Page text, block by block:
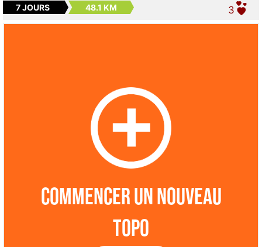
7 JOURS 48.1 KM 3
Commencer un nouveau
topo